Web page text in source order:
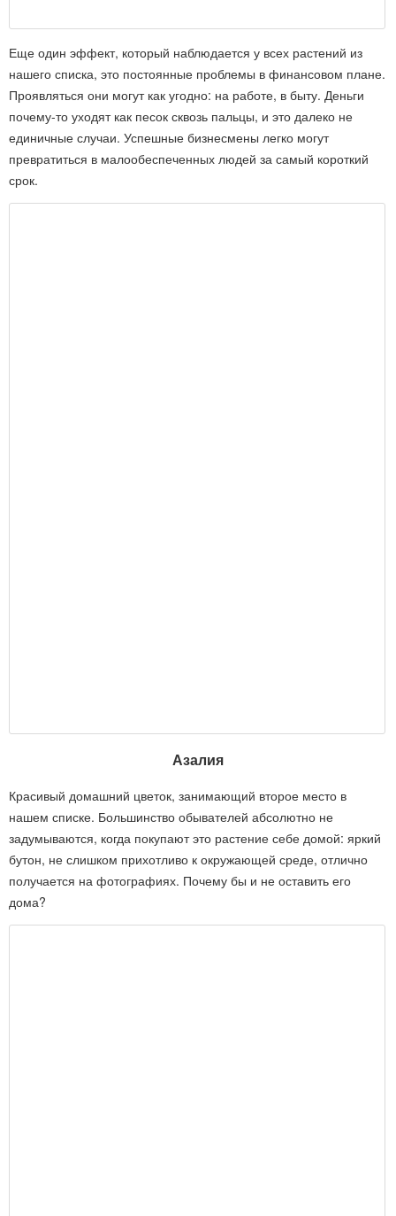
Еще один эффект, который наблюдается у всех растений из
нашего списка, это постоянные проблемы в финансовом плане.
Проявляться они могут как угодно: на работе, в быту. Деньги
почему-то уходят как песок сквозь пальцы, и это далеко не
единичные случаи. Успешные бизнесмены легко могут
превратиться в малообеспеченных людей за самый короткий
срок.
Азалия
Красивый домашний цветок, занимающий второе место в
нашем списке. Большинство обывателей абсолютно не
задумываются, когда покупают это растение себе домой: яркий
бутон, не слишком прихотливо к окружающей среде, отлично
получается на фотографиях. Почему бы и не оставить его
дома?